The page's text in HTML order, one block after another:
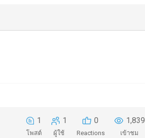
1
โพสต์
1
ผู้ใช้
0
Reactions
1,839
เข้าชม